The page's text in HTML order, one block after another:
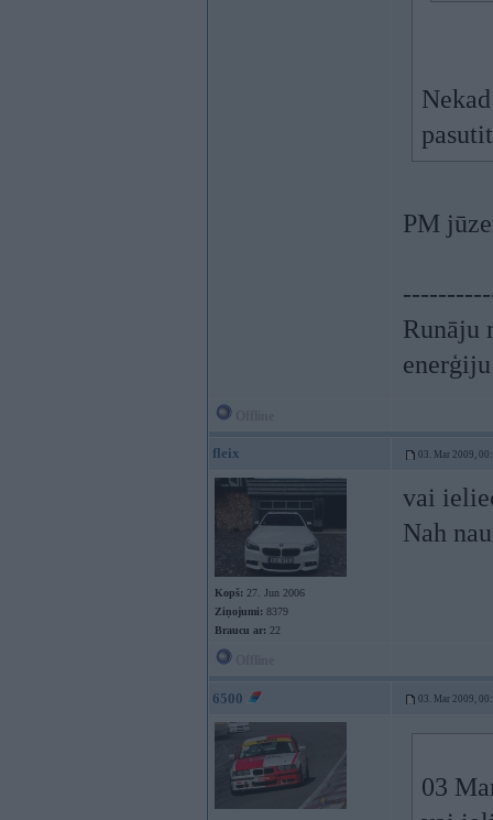
PM
Runāju
fleix 03. Mar 2009,
Kopš: 27. Jun 2006
Ziņojumi: 8379
Braucu ar: 22
vai
Nah
6500 03. Mar 2009,
03